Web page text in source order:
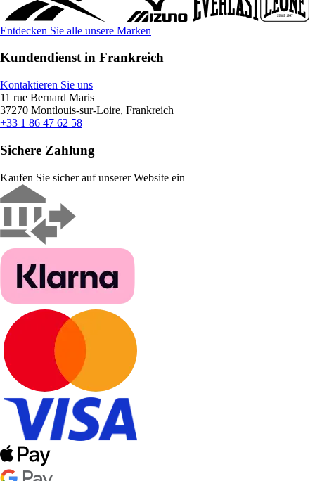
Entdecken Sie alle unsere Marken
Kundendienst in Frankreich
Kontaktieren Sie uns
11 rue Bernard Maris
37270 Montlouis-sur-Loire, Frankreich
+33 1 86 47 62 58
Sichere Zahlung
Kaufen Sie sicher auf unserer Website ein